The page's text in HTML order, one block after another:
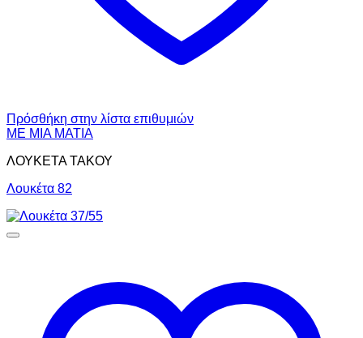
Πρόσθήκη στην λίστα επιθυμιών
ΜΕ ΜΙΑ ΜΑΤΙΑ
ΛΟΥΚΕΤΑ ΤΑΚΟΥ
Λουκέτα 82